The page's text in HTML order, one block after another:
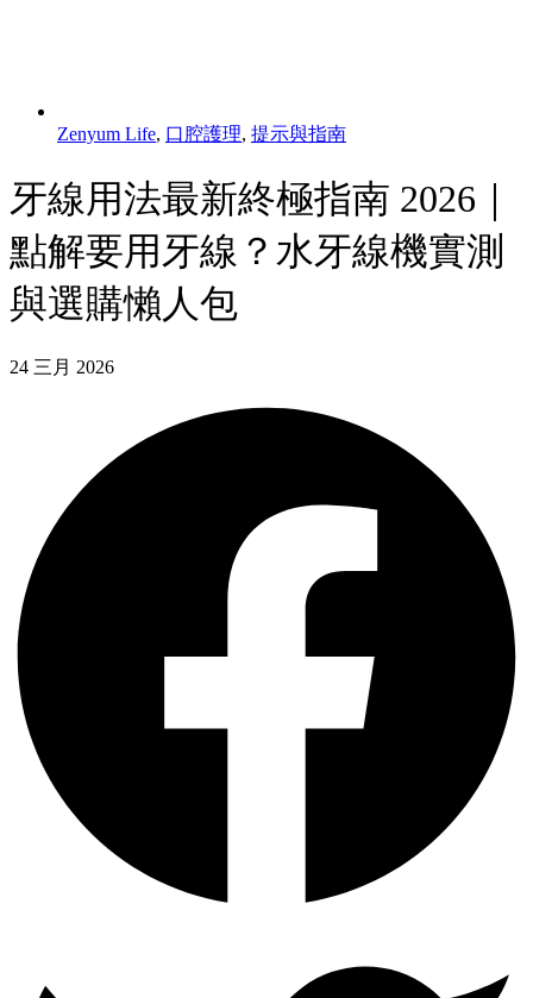
Zenyum Life, 口腔護理, 提示與指南
牙線用法最新終極指南 2026｜
點解要用牙線？水牙線機實測
與選購懶人包
24 三月 2026